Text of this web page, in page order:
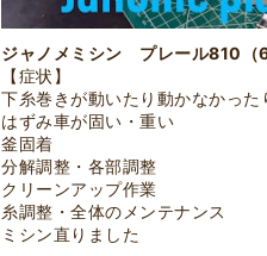
ジャノメミシン プレール810（
【症状】
下糸巻きが動いたり動かなかった
はずみ車が固い・重い
釜固着
分解調整・各部調整
クリーンアップ作業
糸調整・全体のメンテナンス
ミシン直りました